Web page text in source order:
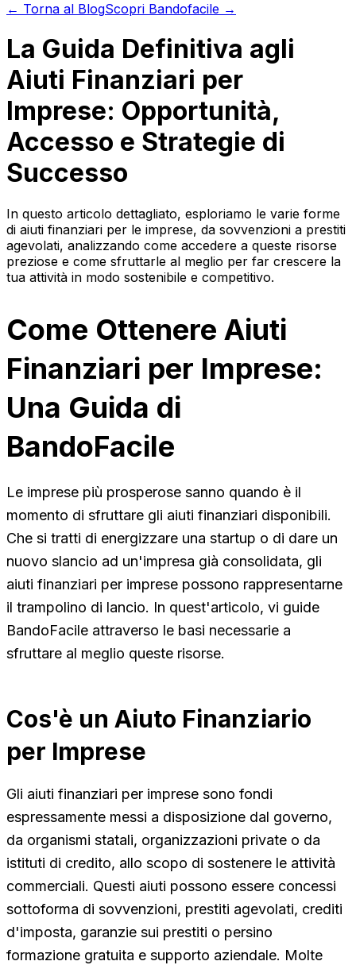
← Torna al BlogScopri Bandofacile →
La Guida Definitiva agli
Aiuti Finanziari per
Imprese: Opportunità,
Accesso e Strategie di
Successo
In questo articolo dettagliato, esploriamo le varie forme
di aiuti finanziari per le imprese, da sovvenzioni a prestiti
agevolati, analizzando come accedere a queste risorse
preziose e come sfruttarle al meglio per far crescere la
tua attività in modo sostenibile e competitivo.
Come Ottenere Aiuti
Finanziari per Imprese:
Una Guida di
BandoFacile
Le imprese più prosperose sanno quando è il
momento di sfruttare gli aiuti finanziari disponibili.
Che si tratti di energizzare una startup o di dare un
nuovo slancio ad un'impresa già consolidata, gli
aiuti finanziari per imprese possono rappresentarne
il trampolino di lancio. In quest'articolo, vi guide
BandoFacile attraverso le basi necessarie a
sfruttare al meglio queste risorse.
Cos'è un Aiuto Finanziario
per Imprese
Gli aiuti finanziari per imprese sono fondi
espressamente messi a disposizione dal governo,
da organismi statali, organizzazioni private o da
istituti di credito, allo scopo di sostenere le attività
commerciali. Questi aiuti possono essere concessi
sottoforma di sovvenzioni, prestiti agevolati, crediti
d'imposta, garanzie sui prestiti o persino
formazione gratuita e supporto aziendale. Molte